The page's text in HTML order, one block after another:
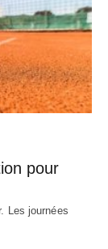
pour
Les journées